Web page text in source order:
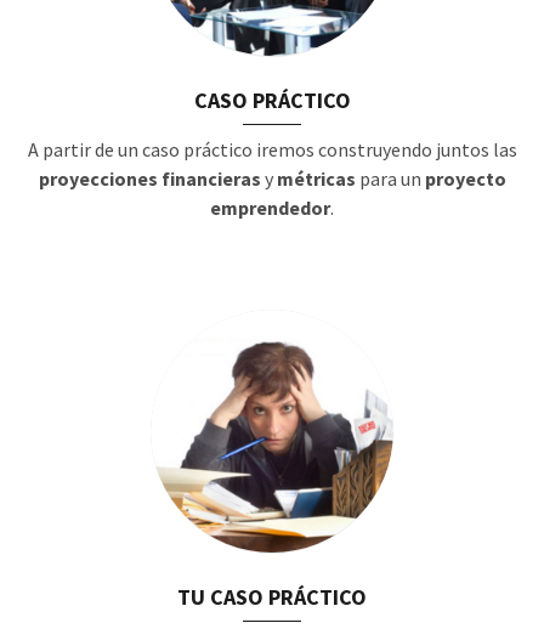
CASO PRÁCTICO
A partir de un caso práctico iremos construyendo juntos las
proyecciones financieras ymétricas para un proyecto
emprendedor.
TU CASO PRÁCTICO